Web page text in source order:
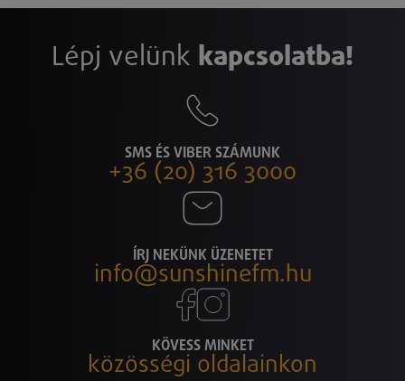
Lépj velünk kapcsolatba!
SMS ÉS VIBER SZÁMUNK
+36 (20) 316 3000
ÍRJ NEKÜNK ÜZENETET
info@sunshinefm.hu
KÖVESS MINKET
közösségi oldalainkon